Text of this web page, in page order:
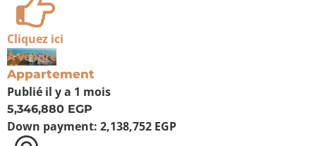
Cliquez ici
À vendre
Appartement
Publié il y a 1 mois
5,346,880 EGP
Down payment: 2,138,752 EGP